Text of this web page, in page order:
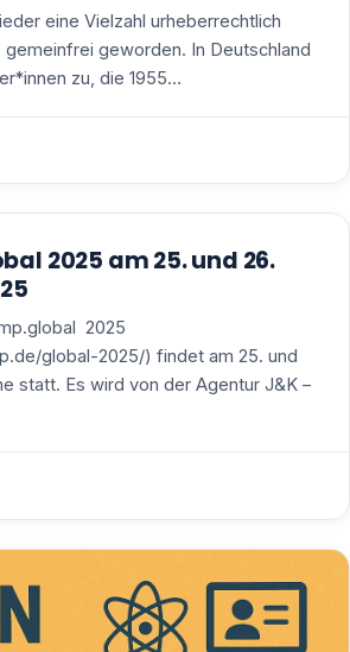
eine Vielzahl urheberrechtlich
geworden. In Deutschland
zu, die 1955…
2025 am 25. und 26.
2025
global-2025/) findet am 25. und
statt. Es wird von der Agentur J&K –